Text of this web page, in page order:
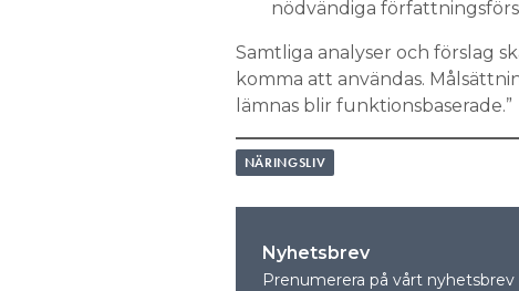
nödvändiga
Samtliga analyser och förslag
komma att användas.
lämnas blir funktionsbaserade.”
NÄRINGSLIV
Nyhetsbrev
Prenumerera på vårt